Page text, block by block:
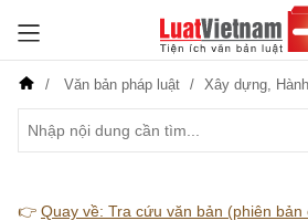
Văn bản pháp luật Xây dựng,
👉 Quay về: Tra cứu văn bản (phiên bản